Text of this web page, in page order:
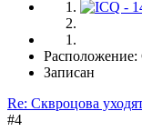
Расположение:
Записан
Re: Сквроцова
#4